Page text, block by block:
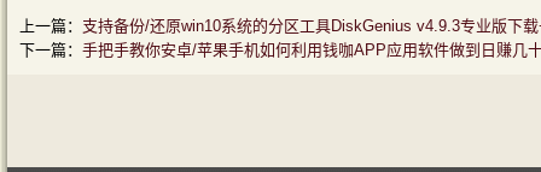
上一篇： 支持备份/还原win10系统的分区工具DiskGenius v4.9.3专业版下
下一篇： 手把手教你安卓/苹果手机如何利用钱咖APP应用软件做到日赚几